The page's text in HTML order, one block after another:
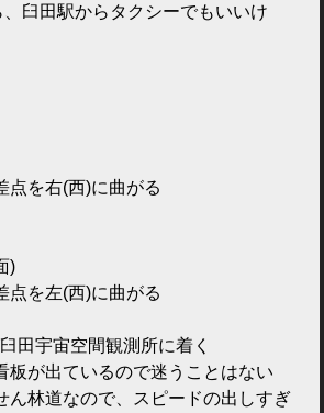
臼田駅からタクシーでもいいけ
点を右(西)に曲がる
)
点を左(西)に曲がる
田宇宙空間観測所に着く
板が出ているので迷うことはない
ん林道なので、スピードの出しすぎ